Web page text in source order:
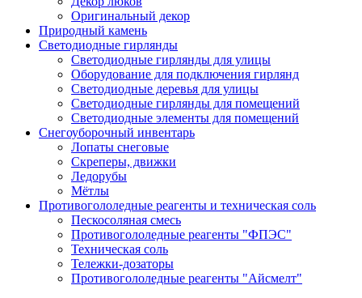
Оригинальный декор
Природный камень
Светодиодные гирлянды
Светодиодные гирлянды для улицы
Оборудование для подключения гирлянд
Светодиодные деревья для улицы
Светодиодные гирлянды для помещений
Светодиодные элементы для помещений
Снегоуборочный инвентарь
Лопаты снеговые
Скреперы, движки
Ледорубы
Мётлы
Противогололедные реагенты и техническая соль
Пескосоляная смесь
Противогололедные реагенты "ФПЭС"
Техническая соль
Тележки-дозаторы
Противогололедные реагенты "Айсмелт"